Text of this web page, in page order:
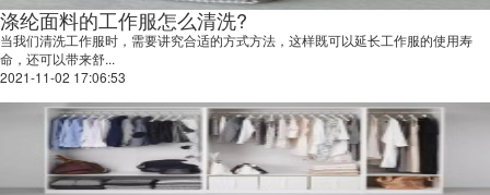
涤纶面料的工作服怎么清洗?
当我们清洗工作服时，需要讲究合适的方式方法，这样既可以延长工作服的使用寿
命，还可以带来舒...
2021-11-02 17:06:53